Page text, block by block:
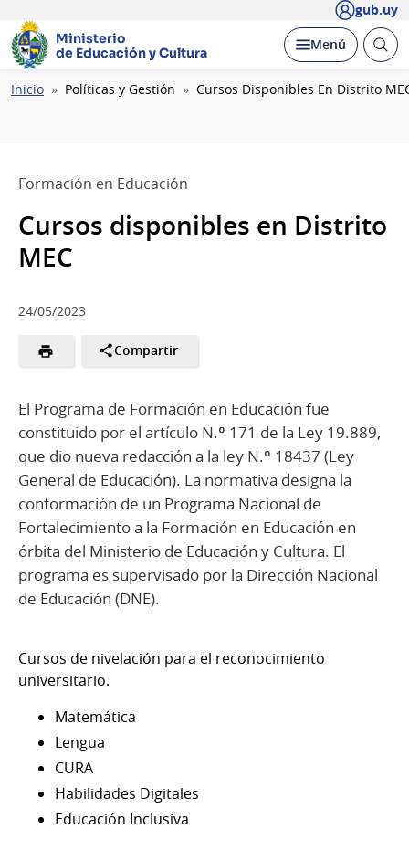
gub.uy
Ministerio
de Educación y Cultura
Desplegar
Menú Abrir
Ruta
Inicio Políticas y Gestión Cursos Disponibles En Distrito
Formación en Educación
Cursos disponibles en Distrito
MEC
24/05/2023
Compartir
El Programa de Formación en Educación fue
constituido por el artículo N.º 171 de la Ley 19.889,
que dio nueva redacción a la ley N.º 18437 (Ley
General de Educación). La normativa designa la
conformación de un Programa Nacional de
Fortalecimiento a la Formación en Educación en
órbita del Ministerio de Educación y Cultura. El
programa es supervisado por la Dirección Nacional
de Educación (DNE).
Cursos de nivelación para el reconocimiento
universitario.
Matemática
Lengua
CURA
Habilidades Digitales
Educación Inclusiva